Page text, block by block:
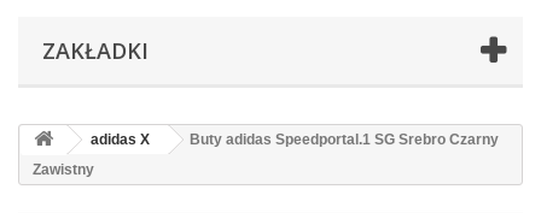
ZAKŁADKI
adidas X
Buty adidas Speedportal.1 SG Srebro Czarny
Zawistny